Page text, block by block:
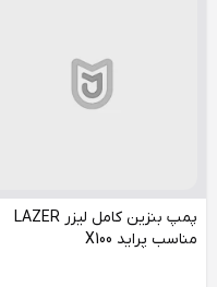
پمپ بنزین کامل لیزر LAZER
مناسب پراید X100